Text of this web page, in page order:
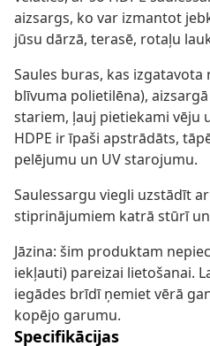
aizsargs, ko var izmantot
jūsu dārzā, terasē, rotaļu
Saules buras, kas izgatavota
blīvuma polietilēna),
stariem, ļauj pietiekami vēju
HDPE ir īpaši apstrādāts,
pelējumu un UV starojumu.
Saulessargu viegli uzstādīt
stiprinājumiem katrā stūrī
Jāzina: šim produktam
iekļauti) pareizai lietošanai.
iegādes brīdī ņemiet vērā
kopējo garumu.
Specifikācijas